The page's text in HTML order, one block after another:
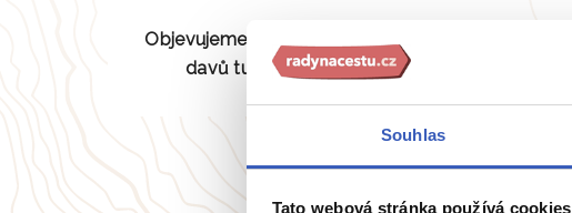
Souhlas
Tato webová stránka používá cookies
Objevujeme pro vás unikátní místa bez
davů turistů, která jiní neznají.